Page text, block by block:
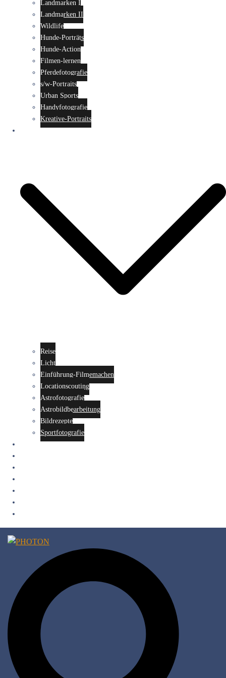
Landmarken I
Landmarken II
Wildlife
Hunde-Porträts
Hunde-Action
Filmen-lernen
Pferdefotografie
s/w-Portraits
Urban Sports
Handyfotografie
Kreative-Portraits
Reise
Licht
Einführung-Filmemachen
Locationscouting
Astrofotografie
Astrobildbearbeitung
Bildrezepte
Sportfotografie